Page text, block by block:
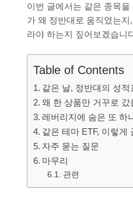
이번 글에서는 같은 종목을
가 왜 정반대로 움직였는
라야 하는지 짚어보겠습니
Table of Contents
같은 날, 정반대의 성적
왜 한 상품만 거꾸로 갔
레버리지에 숨은 또 하
같은 테마 ETF, 이렇게
자주 묻는 질문
마무리
관련